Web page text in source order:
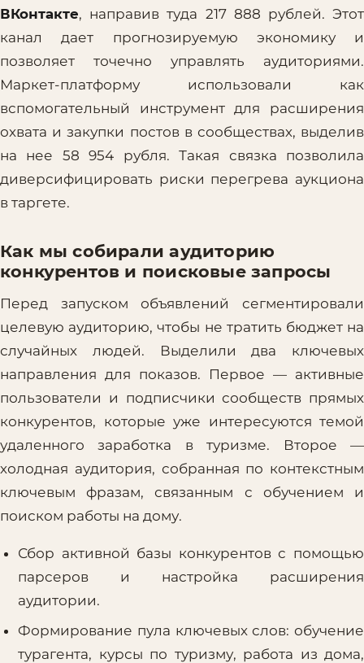
ВКонтакте, направив туда 217 888 рублей. Этот
канал дает прогнозируемую экономику и
позволяет точечно управлять аудиториями.
Маркет-платформу использовали как
вспомогательный инструмент для расширения
охвата и закупки постов в сообществах, выделив
на нее 58 954 рубля. Такая связка позволила
диверсифицировать риски перегрева аукциона
в таргете.
Как мы собирали аудиторию
конкурентов и поисковые запросы
Перед запуском объявлений сегментировали
целевую аудиторию, чтобы не тратить бюджет на
случайных людей. Выделили два ключевых
направления для показов. Первое — активные
пользователи и подписчики сообществ прямых
конкурентов, которые уже интересуются темой
удаленного заработка в туризме. Второе —
холодная аудитория, собранная по контекстным
ключевым фразам, связанным с обучением и
поиском работы на дому.
Сбор активной базы конкурентов с помощью
парсеров и настройка расширения
аудитории.
Формирование пула ключевых слов: обучение
турагента, курсы по туризму, работа из дома,